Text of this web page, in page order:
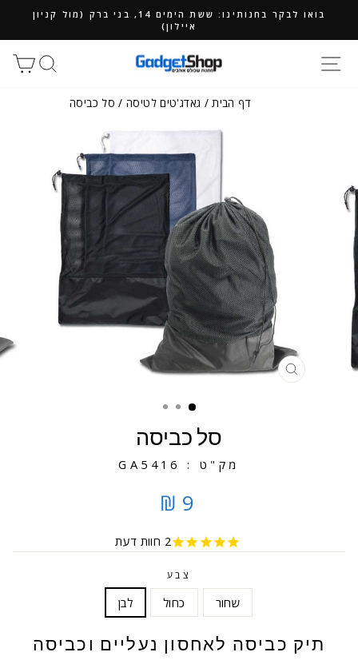
בואו לבקר בחנותינו: ששת הימים 14, בני ברק (מול קניון
איילון)
חיפוש
דף הבית/ גאדג'טים לטיסה /סל כביסה
סל כביסה
מק"ט : GA5416
9 ₪
2 חוות דעת
צבע
שחור כחול לבן
תיק כביסה לאחסון נעליים וכביסה
סגירה